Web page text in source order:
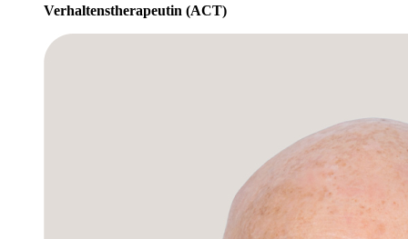
Verhaltenstherapeutin (ACT)